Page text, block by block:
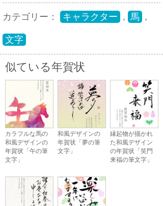
カテゴリー： キャラクター , 馬 ,
文字
似ている年賀状
カラフルな馬の
和風デザインの
年賀状「午の筆
文字」
和風デザインの
年賀状「夢の筆
文字」
縁起物が描かれ
た和風デザイン
の年賀状「笑門
来福の筆文字」